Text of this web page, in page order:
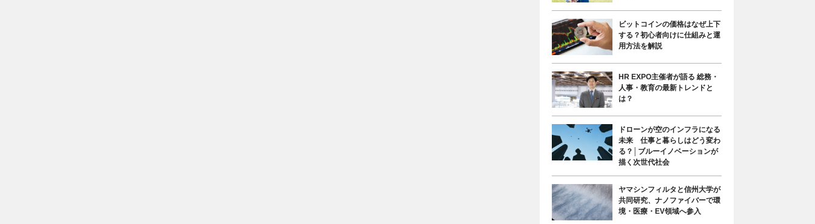
ビットコインの価格はなぜ上下
する？初心者向けに仕組みと運
用方法を解説
HR EXPO主催者が語る 総務・
人事・教育の最新トレンドと
は？
ドローンが空のインフラになる
未来 仕事と暮らしはどう変わ
る？│ブルーイノベーションが
描く次世代社会
ヤマシンフィルタと信州大学が
共同研究、ナノファイバーで環
境・医療・EV領域へ参入